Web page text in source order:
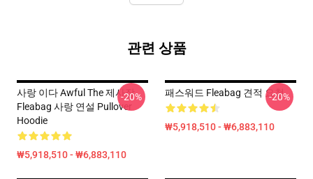
관련 상품
사랑 이다 Awful The 제사장
Fleabag 사랑 연설 Pullover
Hoodie
₩5,918,510 - ₩6,883,110
-20% 패스워드 Fleabag 견적 요청
₩5,918,510 - ₩6,883,110
-20%